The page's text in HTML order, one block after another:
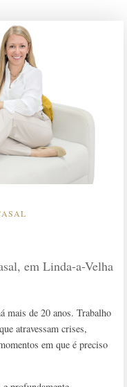
em Linda-a-Velha
mais de 20 anos. Trabalho
atravessam crises,
em que é preciso